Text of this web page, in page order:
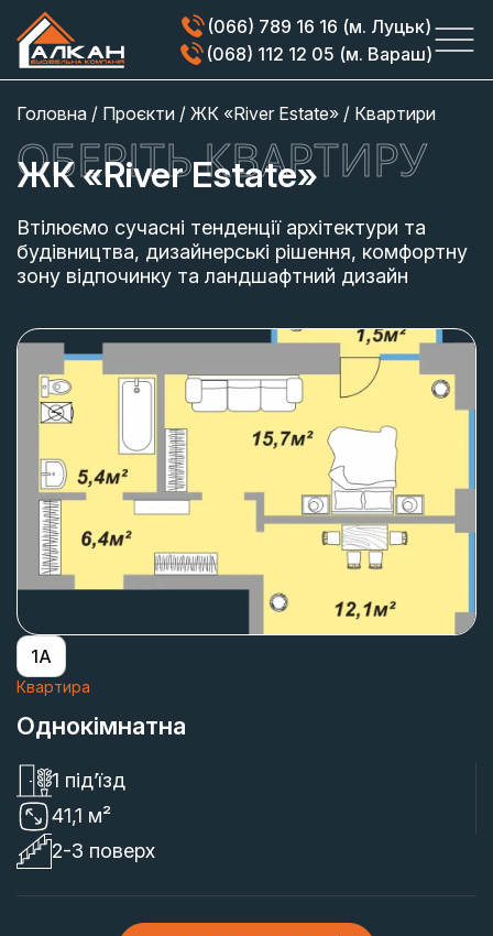
(066) 789 16 16 (м. Луцьк)
(068) 112 12 05 (м. Вараш)
Головна / Проєкти / ЖК «River Estate» / Квартири
ОБЕРІТЬ КВАРТИРУ
ЖК «River Estate»
Втілюємо сучасні тенденції архітектури та
будівництва, дизайнерські рішення, комфортну
зону відпочинку та ландшафтний дизайн
1А
Квартира
Однокімнатна
1 під’їзд
41,1 м²
2-3 поверх